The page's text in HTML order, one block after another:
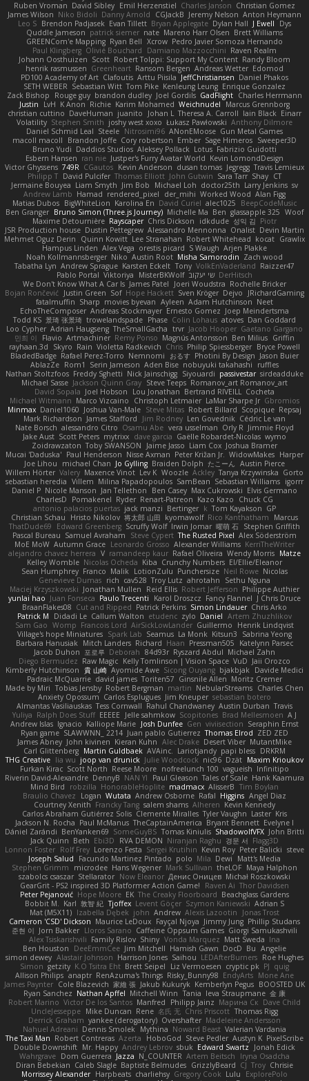
Ruben Vroman David Sibley Emil Herzenstiel Charles Janson Christian Gomez
James Wilson Niko Bidoli Danny Arnold CGJackB Jeremy Nelson Anton Heymann
Leo S Brendon Padjasek Evan Tillett Bryan Applegate Dylan Hall J Ewell
Dys
Quddle Jameson patrick siemer nate Mareno Harr Olsen Brett Williams
GREENCom'e Mapping Ryan Bell Xcrow Pedro Javier Somoza Hernando
Paul Klingberg Olivié Bouchard Damiano Mazzocchini Raven Realm
Johann Oosthuizen Scott Robert Tolppi: Support My Content Randy Bloom
henrik rasmussen Greenheart Ransom Bergen Andreas Wetter Edomod
PD100 Academy of Art Clafoutis Arttu Piisila JeffChristiansen Daniel Phakos
SETH WEBER Sebastian Witt Tom Pike Kenleung Leung Enrique Gonzalez
Zack Bishop
Rouge guy brandon dudley Joel Gordils GadFlight Charles Herrmann
Justin
LvH K Anon Richie Karim Mohamed Weichnudel
Marcus Grennborg
christian cuttino DaveHuman juanito Johan L Theresa A. Carroll Iain Black Einarr
Volatility Stephen Smith joshy west xoxo Łukasz Pawłowski Anthony Dilmore
Daniel Schmid Leal Steele Nitrosimi96 ANonEMoose Gun Metal Games
macoll macoll
Brandon Joffe Cory robertson Ember Sage Himeros Sweeper3D
Bruno Yudi Daddios Studios Aleksey Pollack Lotus Fabrizio Guidotti
Esbern Hansen ran nie Justper's Furry Avatar World Kevin LomondDesign
Victor Ghyssens 749R CGautos Kevin Anderson dusan tomas Jegregg Travis Lemieux
Philipp T David Pulcifer Thomas Elliott John Gutwin Sara Tarr Shay CT
Jermaine Bouyea Liam Smyth Jim Bob Michael Loh doctor25th Larry Jenkins sv
Andrew Lamb Hamad rendered_pixel der_mihi Worked Wood Alan Figg
Matias Dubos BigWhiteLion Karolina En David Curiel alec1025
BeepCodeMusic
Ben Granger Bruno Simon (Three.js Journey) Michelle Ma Ben glassapple 325 Woof
Maxime Detournière Rayscaper Chris Dickson idkdude 성익 김 Piotr
JSR Production house Dustin Pettegrew Alessandro Mennonna Onalist Devin Martin
Mehmet Oguz Derin
Quinn Kowitt Lee Stranahan Robert Whitehead kocat Grawlix
Hampus Linden Alex Vega orestis picard S Waugh Arjen Plakke
Noah Kollmannsberger Niko Austin Root Misha Samorodin Zach wood
Tabatha Lyn Andrew Sprague Karsten Eckelt Tony VolkEnVaderland Raizzer47
Pablo Portal Viktoriya MisterBKWolf שי יעקוב DerHitsch
We Don't Know What A Car Is James Patel Joeri Woudstra Rochelle Bricker
Bojan Rončević Justin Green Sof Hope Hackett Sven Kröger Dejvo
JRichardGaming
fatalmuffin Sharp movies byevan Ayleen Adam Hutchinson Neet
EchoTheComposer Andreas Stockmayer Ernesto Gomez Joep Meindertsma
Todd KS 景琦 张景琦 trowelandspade Phase Colin Lohaus atoves Dan Goddard
Loo Cypher Adrian Haugseng TheSmallGacha trvr Jacob Hooper Gaetano Gargano
민희 이
Flavio Artmachiner Remy Ponso Magnús Antonsson Ben Milius Griffin
rayhaan.3d
Skyro Rain Violetta Radkevich Chris Philip Spiessberger Bryce Powell
BladedBadge Rafael Perez-Torro Nemnomi おるす Photini By Design Jason Buier
AblazZe Rom1 Serin Jameson Aden Bise nobuyuki takahashi
ruffles
Nathan Stoltzfoos Freddy Sghetti Nick Jainschigg Siyouardi passivestar sirdeadduke
Michael Sasse Jackson Quinn Gray Steve Teeps Romanov_art Romanov_art
David Sopala Joel Hobson Lou Jonathan Bertrand RIVEILL Cocheta
Michael Witmann Marco Vizcaino Christoph Letmaier LaMar Sharpe Jr Gbromios
Minmax Daniel1060 Joshua Van-Male Steve Mitas Robert Billard Scopique Repsaj
Mark Richardson James Stafford Jim Rodney Len Govednik Cédric Le van
Nate Borsch alessandro Citro Osamu Abe vera usselman Orly R Jimmie Floyd
Jake Aust Scott Peters mytrixx dave garcia Gaëlle Robardet-Nicolas wymo
Zoidrawzaton Toby SWANSON Jaime Jasso Liam Cox Joshua Bramer
Mucai 'Daduska' Paul Henderson Nisse Axman Peter Križan Jr. WidowMakes Harper
Joe Lihou
michael Chan Jo Gylling Braiden Dolph たこーん Austin Pierce
Willem Hörter Valery Maxence Vinot Lev K Woozle Ackley Tanya Krzywinska Gorto
sebastian heredia Villem Milina Papadopoulos SamBean Sebastian Williams igorrr
Daniel P Nicole Manson Jan Tellethon Ben Casey Max Cukrowski Elvis Germano
CharlesD
Pomakenel Ryder Renart-Patreon Kazo Kazo
Chuck CG
antonio palacios puertas jack manzi Bertinger k Tom Kayakson GP
Christian Schau
Hristo Nikolov 将太郎 山田 kyomawolf Rico Kanthatham
Marcus
ThatDude69
Edward Greenberg Scruffy Wolf Irwin Jomar 曜萌 石 Stephen Griffith
Pascal Bureau Samuel Avraham Steve Cypert The Rusted Pixel Alex Söderström
MoE MoW Autumn Grace Leonardo Grosso Alexander Williams KerriTheWriter
alejandro chavez herrera V ramandeep kaur Rafael Oliveira Wendy Morris Matze
Kelley Womble Nicolas Ocheda Kiba Crunchy Numbers El/Ellie/Eleanor
Sean Humphrey Franco Malik LotionZulu Punchersize Neil Rowe Nicolas
Genevieve Dumas rich cav528 Troy Lutz ahrotahn
Sethu Nguna
Maciej Krzyszkowski Jonathan Mullen Reid Ellis Robert Jefferson Philippe Authier
yunlai hao Juan Fonseca Paulo Trecenti Karol Droszcz Fancy Flannel J Chris Druce
BraanFlakes08 Cut and Ripped Patrick Perkins Simon Lindauer Chris Arko
Patrick M
Didadi Le Callum Walton etudenc zylo Daniel Artem Zhuzhlikov
Sam Gao Womp Francois Lord AirSickLowLander Guillermo
Henrik Lindqvist
Village's hope Miniatures Spark Lab Seamus La Monk Kitsun3
Sabrina Yeong
Barbara Hanusiak Mitch Landers Richard Haan Pressman505
Katelynn Parsec
Jacob Duhon 포로루 Deborah 84d93r Ryszard Abdul Michael Zahn
Diego Bermudez Raw Magic Kelly Tomlinson | Vision Space VuD Jaii Orozco
Kimberly Hutchinson 貴 山崎 Ayomide Awe Sicong Ouyang bjakbjak Davide Medici
Padraic McQuarrie david james Toriten57 Ginsnile Allen Moritz Cremer
Made by Miri Tobias Jensby Robert Bergman martin NebularStreams Charles Chen
Anxiety Opossum Carlos Esplugues Jim Kneuper sebastian botero
Almantas Vasiliauskas Tess Cornwall Rahul Chandwaney Austin Durban Travis
Yuliya Ralph Does Stuff EEEEE Jelle sahmkow Scopitones Brad Mellesmoen A J
Andrew Islas Ignacio Kalliope Marie Josh Dunfee Gen viviisection Seraphin Ernst
Ryan game SLAWWNN_ 2214 Juan pablo Gutierrez Thomas Elrod ZED ZED
James Abney John kivinen Kieran Kuhn Alec Drake Desert Viber MutantMike
Carl Glittenberg Martin Guldbaek AVAinc. Lariotjandy papi bless DRKRM
THG Creative lia wu joop van drunick Julie Woodcock nic96 Dzät Maxim Krioukov
Furkan Kirac Scott North Reese Moore nofreelunch 100 vagueish Infinitipo
Riverin David-Alexandre DennyB NAN YI Paul Gleason Tales of Scale Hank Kaamura
Mind Bird
robzilla HonorableHoplite madmacx AlisserB Tim Boylan
Braulio Chavez
Logan Wutata Andrew Osborne Rafal Higgins Angel Diaz
Courtney Xenith Francky Tang salem shams Alheren Kevin Kennedy
Carlos Abraham Gutiérrez Solis Clemente Miralles Tyler Vaughn Laster Kris
Jackson N. Rocha Paul McManus TheCaptainAmerica Bryant Bennett Evelyne I
Dániel Zarándi BenYanken69 SomeGuyBS Tomas Kiniulis ShadowolfVFX John Britti
Jack Quinn Beth Ebi3D RVA DEMON Niranjan Raghu 경문 서 Flagg3D
Lonnon Foster Rolf Frey Lorenzo Festa Sergei Krutihin Kevin Roy Peter Balicki steve
Joseph Salud
Facundo Martinez Pintado polo Mila Dewi
Matt's Media
Stephen Grimm
microdee Hans Wegener Mark Sullivan theLOF Maya Halphon
szabolcs csaszar Stellarator Now Eleanor Денис Оницев Michał Roszkowski
GearGrit - PS2 inspired 3D Platformer Action Game!
Raven Ai Thor Davidsen
Peter Pejanović Hope Moore EK The Creaky Floorboard Beachglass Gardens
Bobbit M. Karl 敦智 紀 Tjoffex Levent Göçer Szymon Kaniewski Adrian S
Mat (M5X11) Izabella Dębek john Andrew Alexis Lazootin
Jonas Trost
Cameron 'CSD' Dickson Maurice LeDoux Fayçal Njoya Jimmy Jung Phillip Studans
준현 이 Jorn Bakker Lloros Sarano Caffeine Oppsum Games Giorgi Samukashvili
Alex Tsiskarishvili Family Rislov Shiny Vonda Marquez Matt Sweda Ina
Ben Houston
DeeEmmCee Jim Mitchell Hamish Gawn DocD Bu Angelie
simon dewey Alastair Johnson Harrison Jones Saihou LEDAfterBurners Roe Hughes
Simon getzity K.O Tsitra Eht Brett Seipel Liz Vermoesen cryptic pk PJ quig
Allison Philips anaptr RenAzuma's Things Risky_Bunny98 EndyArts Mone Ane
James Paynter Cole Blazevich 家維 張 Jakub Kukuryk Kemberlyn Pegus BOOSTED UK
Ryan Sanchez Nathan Apffel Mitchell Winn Tania Ieva Straupmane 金 康
Robert Marino Victor De los Santos Manfred Philipp Jainz Марина Ск Dave Child
UncleJesseppe Mike Duncan Rene 名氏 无 Chris Priscott Thomas Rigg
Derrick Graham yankee (derogatory) Overshafter Madeleine Andersson
Nahuel Adreani Dennis Smolek Mythina Noward Beast Valerian Vardania
The Taxi Man Robert Contreras Azerta HoboGod Steve Pedler Austyn K PixelScribe
Double Downshift Mr. Happy Andrey Lebrov sbuk Edward Swartz
Jonah Edick
Wahrgrave Dom Guerrera Jazza N_COUNTER Artem Beitsch
Iryna Osadcha
Diran Bebekian Caleb Slagle Baptiste Belmudes GrizzlyBeard CJ Troy Chrisie
Morrissey Alexander Harpbeats charliehsy Gregory Cook Lulu
ExplorePolo